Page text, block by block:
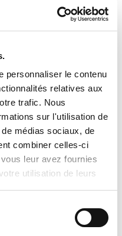
personnaliser le contenu
relatives aux
trafic. Nous
sur l'utilisation de
médias sociaux, de
combiner celles-ci
leur avez fournies
utilisation de leurs
voltmétrique et
intelligent
épais
% d’un apprêt et
de couleur blanche